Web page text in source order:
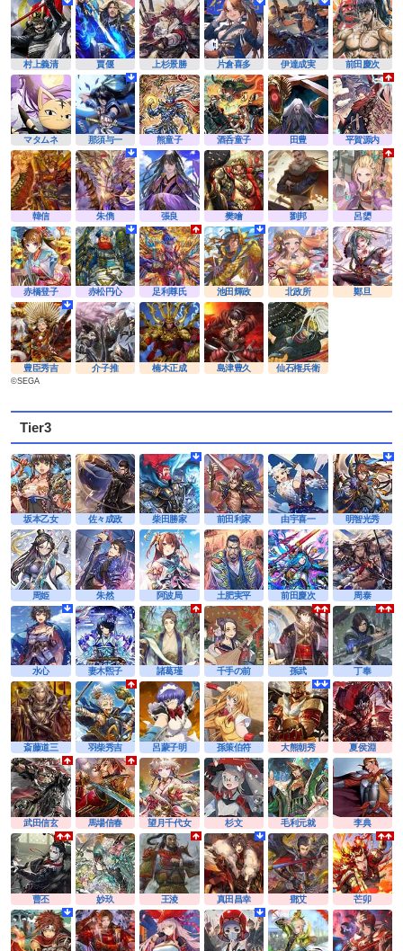
村上義清 賈偃 上杉景勝 片倉喜多 伊達成実 前田慶次
マタムネ 那須与一 熊童子 酒呑童子 田豊 平賀源内
韓信 朱儁 張良 樊噲 劉邦 呂嬃
赤橋登子 赤松円心 足利尊氏 池田輝政 北政所 鄭旦
豊臣秀吉 介子推 楠木正成 島津豊久 仙石権兵衛
©SEGA
Tier3
坂本乙女 佐々成政 柴田勝家 前田利家 由宇喜一 明智光秀
周姫 朱然 阿波局 土肥実平 前田慶次 周泰
水心 妻木煕子 諸葛瑾 千手の前 孫武 丁奉
斎藤道三 羽柴秀吉 呂蒙子明 孫策伯符 大熊朝秀 夏侯淵
武田信玄 馬場信春 望月千代女 杉文 毛利元就 李典
曹丕 妙玖 王淩 真田昌幸 鄧艾 芒卯